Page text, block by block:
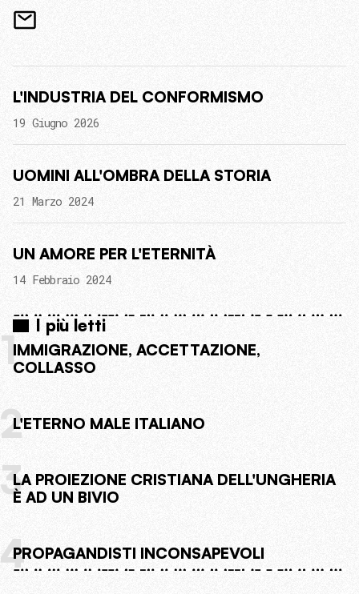
L'INDUSTRIA DEL CONFORMISMO
19 Giugno 2026
UOMINI ALL'OMBRA DELLA STORIA
21 Marzo 2024
UN AMORE PER L'ETERNITÀ
14 Febbraio 2024
I più letti
1IMMIGRAZIONE, ACCETTAZIONE,
COLLASSO
2L'ETERNO MALE ITALIANO
3LA PROIEZIONE CRISTIANA DELL'UNGHERIA
È AD UN BIVIO
4PROPAGANDISTI INCONSAPEVOLI